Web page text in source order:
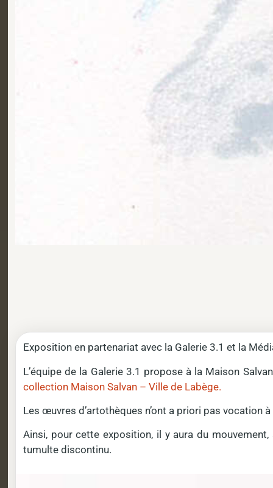
Exposition en partenariat avec la Galerie 3.1 et la
L’équipe de la Galerie 3.1 propose à la Maison
collection Maison Salvan – Ville de Labège.
Les œuvres d’artothèques n’ont a priori pas
Ainsi, pour cette exposition, il y aura du
tumulte discontinu.